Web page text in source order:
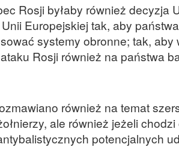
Rosji byłaby również decyzja
Europejskiej tak, aby
systemy obronne; tak, aby
Rosji również na państwa
również na temat
ale również jeżeli chodzi
potencjalnych